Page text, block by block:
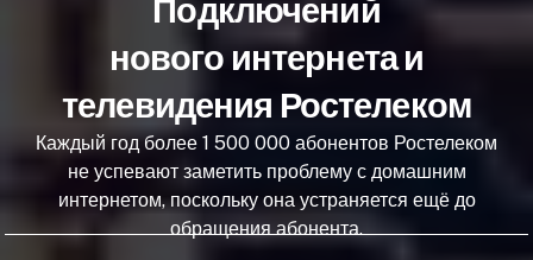
Подключений
нового интернета и
телевидения Ростелеком
Каждый год более 1 500 000 абонентов Ростелеком
не успевают заметить проблему с домашним
интернетом, поскольку она устраняется ещё до
обращения абонента.